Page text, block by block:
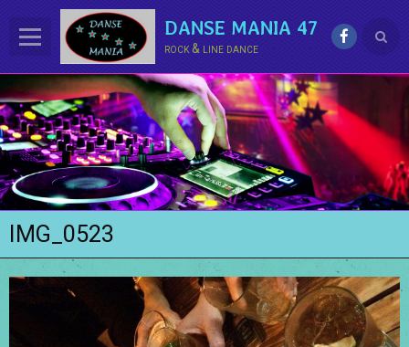
DANSE MANIA 47
rock & line dance
ACCUEIL
LE CLUB
La LINE DANCE
Le ROCK
Groupe Démo - Animations
PHOTOS
IMG_0523